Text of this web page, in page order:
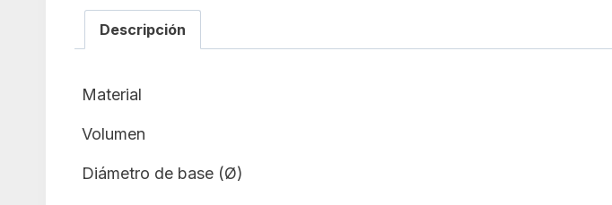
Descripción
Material
Volumen
Diámetro de base (Ø)